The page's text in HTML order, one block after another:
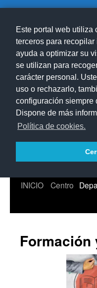
Este portal web utiliza
terceros para
ayuda a optimizar su
se utilizan para
carácter personal.
uso o rechazarlo,
configuración siempre
Dispone de más
Política de cookies.
Saltar
INICIO Centro